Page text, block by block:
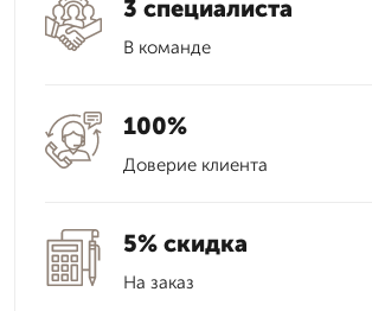
3 специалиста
В команде
100%
Доверие клиента
5% скидка
На заказ